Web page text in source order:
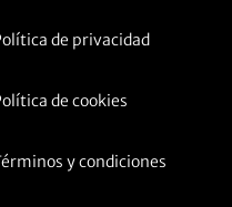
de privacidad
de cookies
y condiciones